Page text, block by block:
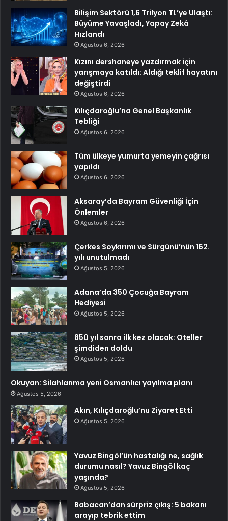
Bilişim Sektörü 1,6 Trilyon TL’ye Ulaştı:
Büyüme Yavaşladı, Yapay Zekâ
Hızlandı
Ağustos 6, 2026
Kızını dershaneye yazdırmak için
yarışmaya katıldı: Aldığı teklif hayatını
değiştirdi
Ağustos 6, 2026
Kılıçdaroğlu’na Genel Başkanlık
Tebliği
Ağustos 6, 2026
Tüm ülkeye yumurta yemeyin çağrısı
yapıldı
Ağustos 6, 2026
Aksaray’da Bayram Güvenliği İçin
Önlemler
Ağustos 6, 2026
Çerkes Soykırımı ve Sürgünü’nün 162.
yılı unutulmadı
Ağustos 5, 2026
Adana’da 350 Çocuğa Bayram
Hediyesi
Ağustos 5, 2026
850 yıl sonra ilk kez olacak: Oteller
şimdiden doldu
Ağustos 5, 2026
Okuyan: Silahlanma yeni Osmanlıcı yayılma planı
Ağustos 5, 2026
Akın, Kılıçdaroğlu’nu Ziyaret Etti
Ağustos 5, 2026
Yavuz Bingöl’ün hastalığı ne, sağlık
durumu nasıl? Yavuz Bingöl kaç
yaşında?
Ağustos 5, 2026
Babacan’dan sürpriz çıkış: 5 bakanı
arayıp tebrik ettim